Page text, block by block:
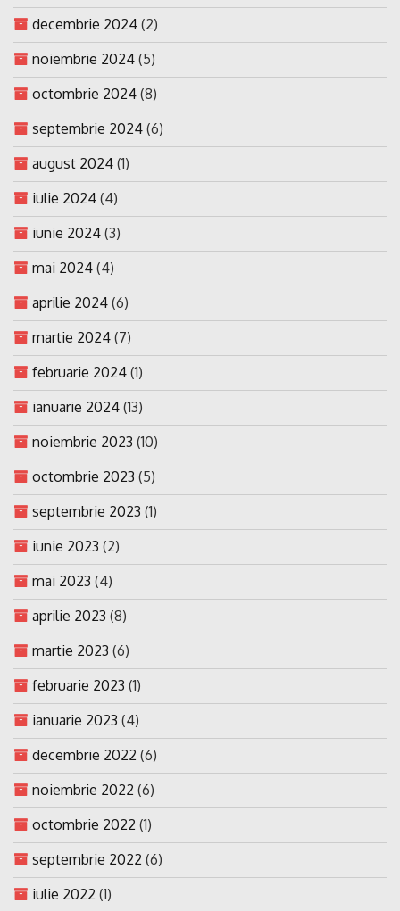
decembrie 2024 (2)
noiembrie 2024 (5)
octombrie 2024 (8)
septembrie 2024 (6)
august 2024 (1)
iulie 2024 (4)
iunie 2024 (3)
mai 2024 (4)
aprilie 2024 (6)
martie 2024 (7)
februarie 2024 (1)
ianuarie 2024 (13)
noiembrie 2023 (10)
octombrie 2023 (5)
septembrie 2023 (1)
iunie 2023 (2)
mai 2023 (4)
aprilie 2023 (8)
martie 2023 (6)
februarie 2023 (1)
ianuarie 2023 (4)
decembrie 2022 (6)
noiembrie 2022 (6)
octombrie 2022 (1)
septembrie 2022 (6)
iulie 2022 (1)